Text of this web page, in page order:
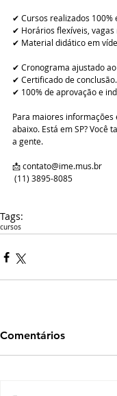
✔ Cursos realizados
✔ Horários flexíveis,
✔ Material didático em
✔ Cronograma ajustado
✔ Certificado de conclusão.
✔ 100% de aprovação e
Para maiores
abaixo. Está em SP?
a gente.
📩 contato@ime.mus.br
(11) 3895-8085
Tags:
cursos
Comentários